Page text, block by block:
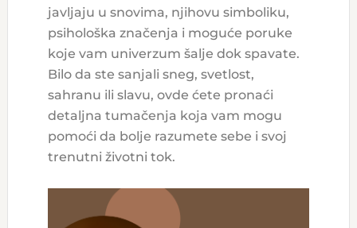
javljaju u snovima, njihovu simboliku,
psihološka značenja i moguće poruke
koje vam univerzum šalje dok spavate.
Bilo da ste sanjali sneg, svetlost,
sahranu ili slavu, ovde ćete pronaći
detaljna tumačenja koja vam mogu
pomoći da bolje razumete sebe i svoj
trenutni životni tok.